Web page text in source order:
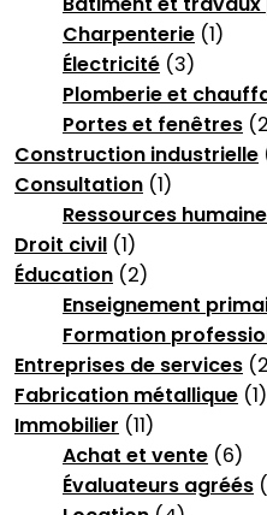
Charpenterie (1)
Électricité (3)
Plomberie et
Portes et fenêtres
Construction industrielle
Consultation (1)
Ressources
Droit civil (1)
Éducation (2)
Enseignement
Formation
Entreprises de services
Fabrication métallique (1)
Immobilier (11)
Achat et vente (6)
Évaluateurs agréés